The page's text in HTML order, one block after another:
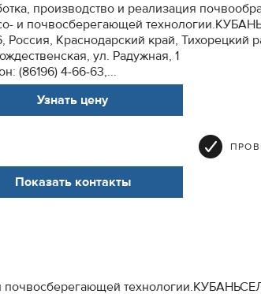
производство и реализация
и почвосберегающей
Россия, Краснодарский край, Тихорецкий
ул. Радужная, 1
(86196) 4-66-63,...
Узнать цену
Показать контакты
и почвосберегающей